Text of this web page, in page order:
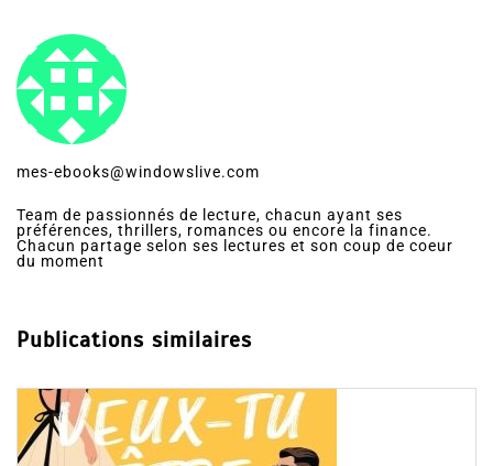
mes-ebooks@windowslive.com
Team de passionnés de lecture, chacun ayant ses
préférences, thrillers, romances ou encore la finance.
Chacun partage selon ses lectures et son coup de coeur
du moment
Publications similaires